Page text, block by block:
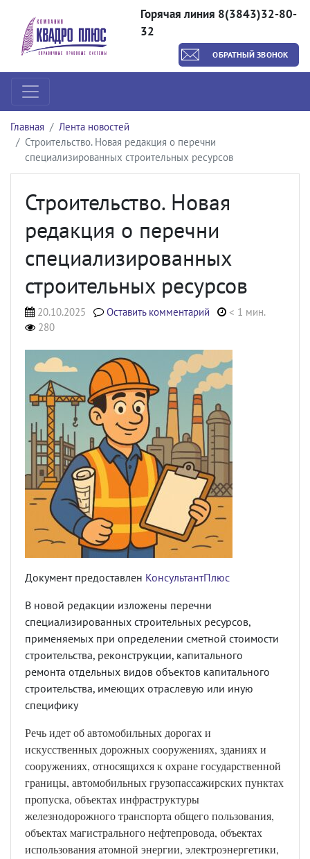
Горячая линия 8(3843)32-80-
32
ОБРАТНЫЙ ЗВОНОК
Главная
Лента новостей
Строительство. Новая редакция о перечни
специализированных строительных ресурсов
Строительство. Новая
редакция о перечни
специализированных
строительных ресурсов
20.10.2025 Оставить комментарий
< 1 мин.
280
Документ предоставлен КонсультантПлюс
В новой редакции изложены перечни
специализированных строительных ресурсов,
применяемых при определении сметной стоимости
строительства, реконструкции, капитального
ремонта отдельных видов объектов капитального
строительства, имеющих отраслевую или иную
специфику
Речь идет об автомобильных дорогах и
искусственных дорожных сооружениях, зданиях и
сооружениях, относящихся к охране государственной
границы, автомобильных грузопассажирских пунктах
пропуска, объектах инфраструктуры
железнодорожного транспорта общего пользования,
объектах магистрального нефтепровода, объектах
использования атомной энергии, электроэнергетики,